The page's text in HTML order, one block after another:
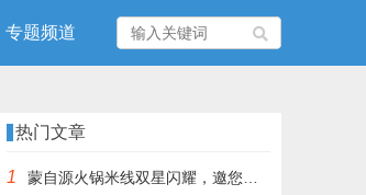
专题频道
热门文章
1 蒙自源火锅米线双星闪耀，邀您共享辣爽夏日盛宴！